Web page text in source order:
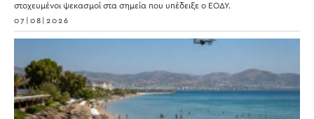
στοχευμένοι ψεκασμοί στα σημεία που υπέδειξε ο ΕΟΔΥ.
07|08|2026